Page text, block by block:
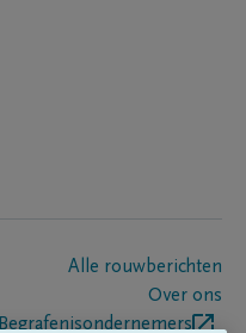
Alle rouwberichten
Over ons
Begrafenisondernemers